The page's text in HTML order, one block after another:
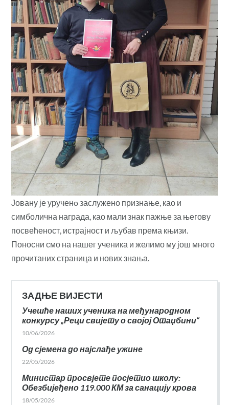
Јовану је урученo заслужено признање, као и
симболична награда, као мали знак пажње за његову
посвећеност, истрајност и љубав према књизи.
Поносни смо на нашег ученика и желимо му још много
прочитаних страница и нових знања.
ЗАДЊЕ ВИЈЕСТИ
Учешће наших ученика на међународном
конкурсу „Реци свијету о својој Отаџбини“
10/06/2026
Од сјемена до најслађе ужине
22/05/2026
Министар просвјете посјетио школу:
Обезбијеђено 119.000 КМ за санацију крова
18/05/2026